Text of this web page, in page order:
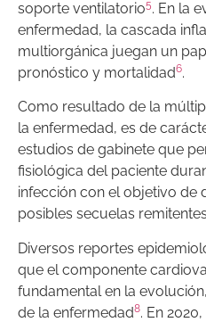
soporte ventilatorio5. En la
enfermedad, la cascada
multiorgánica juegan un
pronóstico y mortalidad6.
Como resultado de la
la enfermedad, es de
estudios de gabinete que
fisiológica del paciente
infección con el objetivo de
posibles secuelas
Diversos reportes
que el componente
fundamental en la
de la enfermedad8. En